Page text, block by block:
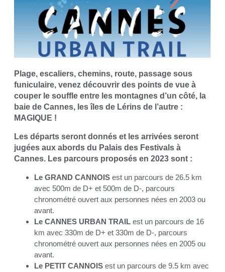
Plage, escaliers, chemins, route, passage sous
funiculaire, venez découvrir des points de vue à
couper le souffle entre les montagnes d’un côté, la
baie de Cannes, les îles de Lérins de l’autre :
MAGIQUE !
Les départs seront donnés et les arrivées seront
jugées aux abords du Palais des Festivals à
Cannes. Les parcours proposés en 2023 sont :
Le GRAND CANNOIS est un parcours de 26.5 km
avec 500m de D+ et 500m de D-, parcours
chronométré ouvert aux personnes nées en 2003 ou
avant.
Le CANNES URBAN TRAIL est un parcours de 16
km avec 330m de D+ et 330m de D-, parcours
chronométré ouvert aux personnes nées en 2005 ou
avant.
Le PETIT CANNOIS est un parcours de 9.5 km avec